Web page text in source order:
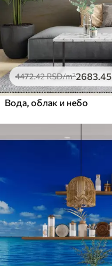
4472.42RSD/m²2683.45
Вода, облак и небо